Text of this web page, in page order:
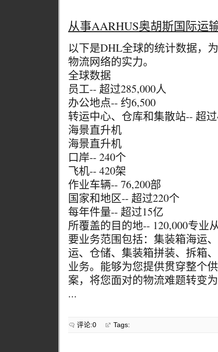
从事AARHUS奥胡斯国际运
以下是DHL全球的统计数据，
物流网络的实力。
全球数据
员工-- 超过285,000人
办公地点-- 约6,500
转运中心、仓库和集散站-- 超
海景直升机
海景直升机
口岸-- 240个
飞机-- 420架
作业车辆-- 76,200部
国家和地区-- 超过220个
每年件量-- 超过15亿
所覆盖的目的地-- 120,000专业
要业务范围包括：集装箱海运
运、仓储、集装箱拼装、拆箱
业务。能够为您提供贯穿整个
案，将您面对的物流难题转变
...
评论:0 Tags: